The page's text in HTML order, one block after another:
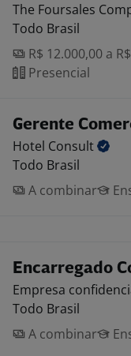
The Foursales
Todo Brasil
R$ 12.000,00 a
Presencial
Gerente
Hotel Consult
Todo Brasil
A combinar
Encarregado
Empresa
Todo Brasil
A combinar